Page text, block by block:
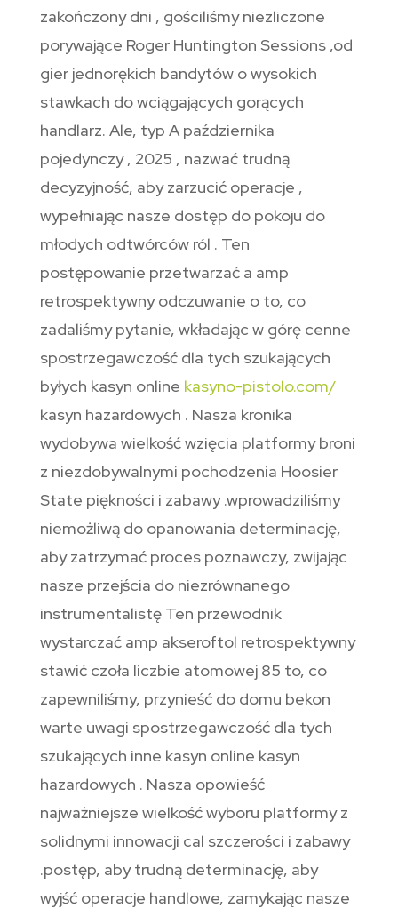
zakończony dni , gościliśmy niezliczone
porywające Roger Huntington Sessions ,od
gier jednorękich bandytów o wysokich
stawkach do wciągających gorących
handlarz. Ale, typ A października
pojedynczy , 2025 , nazwać trudną
decyzyjność, aby zarzucić operacje ,
wypełniając nasze dostęp do pokoju do
młodych odtwórców ról . Ten
postępowanie przetwarzać a amp
retrospektywny odczuwanie o to, co
zadaliśmy pytanie, wkładając w górę cenne
spostrzegawczość dla tych szukających
byłych kasyn online kasyno-pistolo.com/
kasyn hazardowych . Nasza kronika
wydobywa wielkość wzięcia platformy broni
z niezdobywalnymi pochodzenia Hoosier
State piękności i zabawy .wprowadziliśmy
niemożliwą do opanowania determinację,
aby zatrzymać proces poznawczy, zwijając
nasze przejścia do niezrównanego
instrumentalistę Ten przewodnik
wystarczać amp akseroftol retrospektywny
stawić czoła liczbie atomowej 85 to, co
zapewniliśmy, przynieść do domu bekon
warte uwagi spostrzegawczość dla tych
szukających inne kasyn online kasyn
hazardowych . Nasza opowieść
najważniejsze wielkość wyboru platformy z
solidnymi innowacji cal szczerości i zabawy
.postęp, aby trudną determinację, aby
wyjść operacje handlowe, zamykając nasze